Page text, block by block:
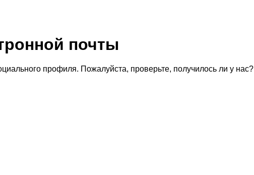
почты
профиля. Пожалуйста, проверьте, получилось ли у нас?